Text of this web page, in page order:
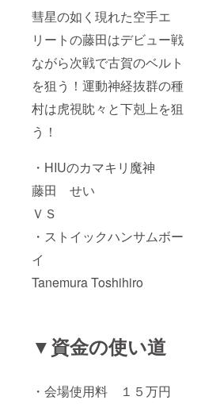
彗星の如く現れた空手エ
リートの藤田はデビュー戦
ながら次戦で古賀のベルト
を狙う！運動神経抜群の種
村は虎視眈々と下剋上を狙
う！
・HIUのカマキリ魔神
藤田 せい
ＶＳ
・ストイックハンサムボー
イ
Tanemura Toshihiro
▼資金の使い道
・会場使用料 １５万円